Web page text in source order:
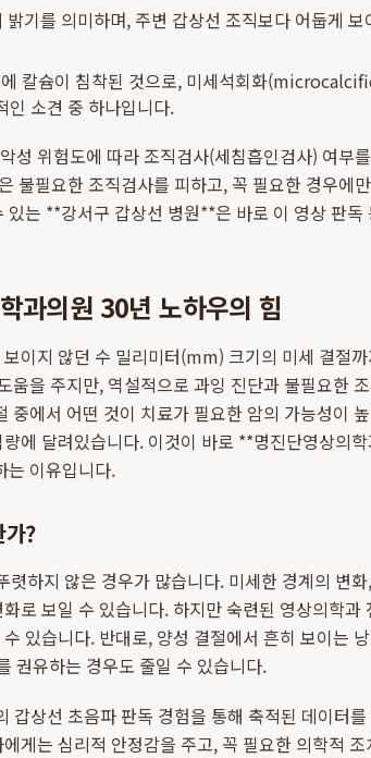
밝기를 의미하며, 주변 갑상선 조직보다 어둡게
칼슘이 침착된 것으로, 미세석회화
인 소견 중 하나입니다.
성 위험도에 따라 조직검사(세침흡인검사) 여부
불필요한 조직검사를 피하고, 꼭 필요한 경우에
는 **강서구 갑상선 병원**은 바로 이 영상 판독
과의원 30년 노하우의 힘
이지 않던 수 밀리미터(mm) 크기의 미세 결절
움을 주지만, 역설적으로 과잉 진단과 불필요한
중에서 어떤 것이 치료가 필요한 암의 가능성이
에 달려있습니다. 이것이 바로 **명진단영상의
는 이유입니다.
?
하지 않은 경우가 많습니다. 미세한 경계의 변
로 보일 수 있습니다. 하지만 숙련된 영상의학과
있습니다. 반대로, 양성 결절에서 흔히 보이는
권유하는 경우도 줄일 수 있습니다.
상선 초음파 판독 경험을 통해 축적된 데이터
게는 심리적 안정감을 주고, 꼭 필요한 의학적